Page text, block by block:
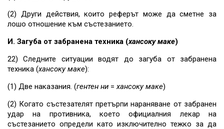
(2) Други действия, които реферът може да сметне за
лошо отношение към състезанието.
И. Загуба от забранена техника (хансоку маке)
22) Следните ситуации водят до загуба от забранена
техника (хансоку маке):
(1) Две наказания. (гентен ни =хансоку маке)
(2) Когато състезателят претърпи нараняване от забранен
удар на противника, което официалния лекар на
състезанието определи като изключително тежко за да